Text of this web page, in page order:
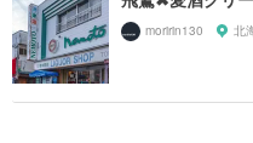
moririn130 北